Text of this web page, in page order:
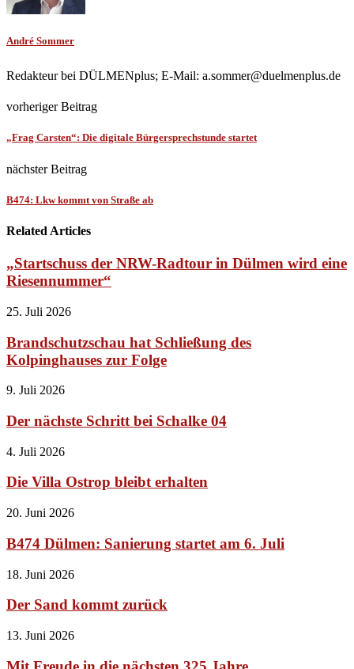
André Sommer
Redakteur bei DÜLMENplus; E-Mail: a.sommer@duelmenplus.de
vorheriger Beitrag
„Frag Carsten“: Die digitale Bürgersprechstunde startet
nächster Beitrag
B474: Lkw kommt von Straße ab
Related Articles
„Startschuss der NRW-Radtour in Dülmen wird eine
Riesennummer“
25. Juli 2026
Brandschutzschau hat Schließung des
Kolpinghauses zur Folge
9. Juli 2026
Der nächste Schritt bei Schalke 04
4. Juli 2026
Die Villa Ostrop bleibt erhalten
20. Juni 2026
B474 Dülmen: Sanierung startet am 6. Juli
18. Juni 2026
Der Sand kommt zurück
13. Juni 2026